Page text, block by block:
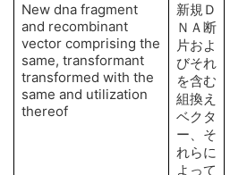
New dna fragment
and recombinant
vector comprising the
same, transformant
transformed with the
same and utilization
thereof
新規Ｄ
ＮＡ断
片およ
びそれ
を含む
組換え
ベクタ
ー、そ
れらに
よって